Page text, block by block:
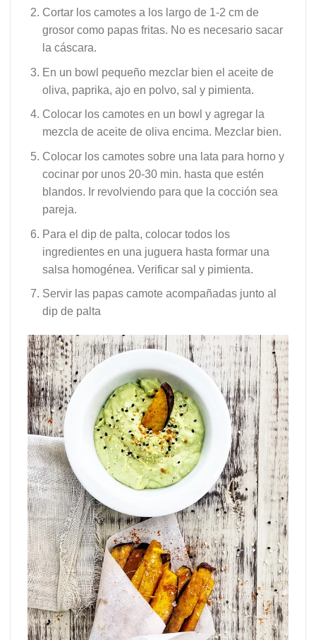
Cortar los camotes a los largo de 1-2 cm de
grosor como papas fritas. No es necesario sacar
la cáscara.
En un bowl pequeño mezclar bien el aceite de
oliva, paprika, ajo en polvo, sal y pimienta.
Colocar los camotes en un bowl y agregar la
mezcla de aceite de oliva encima. Mezclar bien.
Colocar los camotes sobre una lata para horno y
cocinar por unos 20-30 min. hasta que estén
blandos. Ir revolviendo para que la cocción sea
pareja.
Para el dip de palta, colocar todos los
ingredientes en una juguera hasta formar una
salsa homogénea. Verificar sal y pimienta.
Servir las papas camote acompañadas junto al
dip de palta